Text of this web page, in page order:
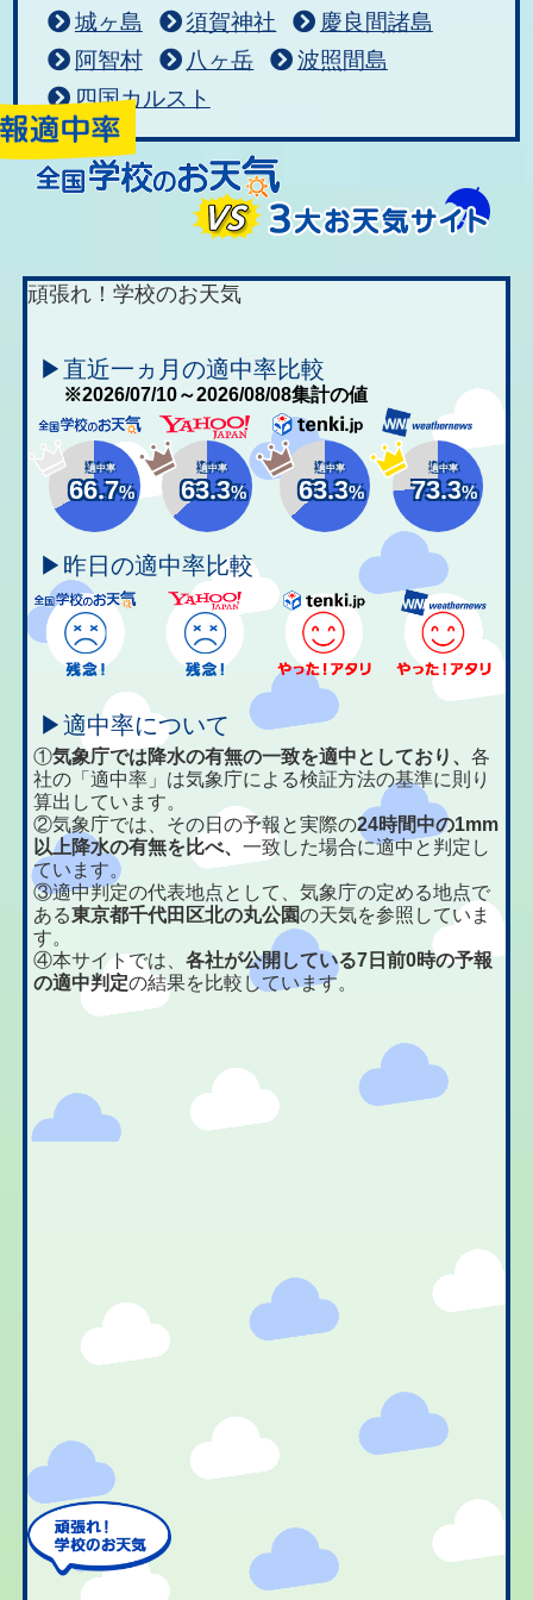
城ヶ島 須賀神社
慶良間諸島
阿智村
八ヶ岳
波照間島
四国カルスト
頑張れ！学校のお天気
▶直近一ヵ月の適中率比較
※2026/07/10～2026/08/08集計の値
適中率
66.7%
適中率
63.3%
適中率
63.3%
適中率
73.3%
▶昨日の適中率比較
▶適中率について
①気象庁では降水の有無の一致を適中としており、各
社の「適中率」は気象庁による検証方法の基準に則り
算出しています。
②気象庁では、その日の予報と実際の24時間中の1mm
以上降水の有無を比べ、一致した場合に適中と判定し
ています。
③適中判定の代表地点として、気象庁の定める地点で
ある東京都千代田区北の丸公園の天気を参照していま
す。
④本サイトでは、各社が公開している7日前0時の予報
の適中判定の結果を比較しています。